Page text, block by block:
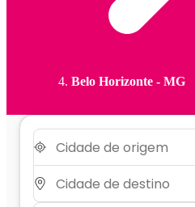
Belo Horizonte - MG